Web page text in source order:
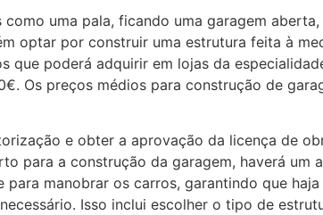
uma pala, ficando uma garagem
optar por construir uma estrutura feita à
que poderá adquirir em lojas da
Os preços médios para construção de
e obter a aprovação da licença de
para a construção da garagem, haverá um
manobrar os carros, garantindo que
Isso inclui escolher o tipo de